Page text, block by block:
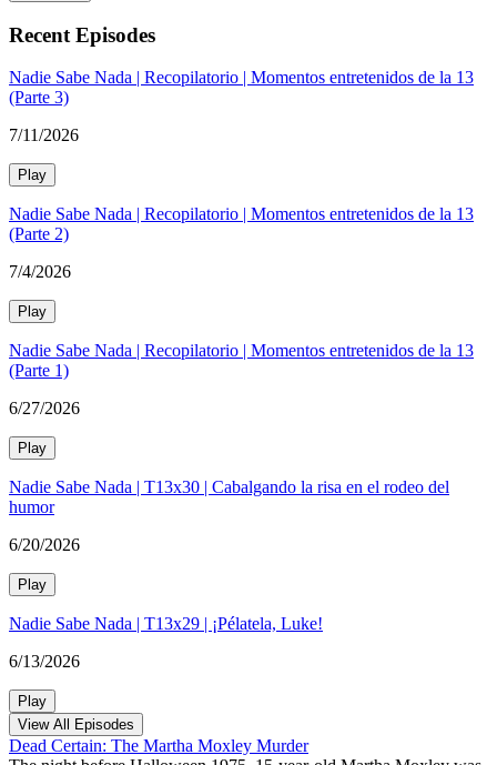
Recent Episodes
Nadie Sabe Nada | Recopilatorio | Momentos entretenidos de la 13
(Parte 3)
7/11/2026
Play
Nadie Sabe Nada | Recopilatorio | Momentos entretenidos de la 13
(Parte 2)
7/4/2026
Play
Nadie Sabe Nada | Recopilatorio | Momentos entretenidos de la 13
(Parte 1)
6/27/2026
Play
Nadie Sabe Nada | T13x30 | Cabalgando la risa en el rodeo del
humor
6/20/2026
Play
Nadie Sabe Nada | T13x29 | ¡Pélatela, Luke!
6/13/2026
Play
View All Episodes
Dead Certain: The Martha Moxley Murder